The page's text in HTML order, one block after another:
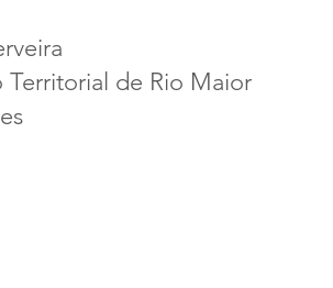
Territorial de Rio Maior